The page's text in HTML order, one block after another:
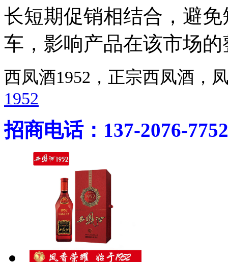
长短期促销相结合，避
车，影响产品在该市场
西凤酒1952，正宗西凤酒
1952
招商电话：137-2076-7752